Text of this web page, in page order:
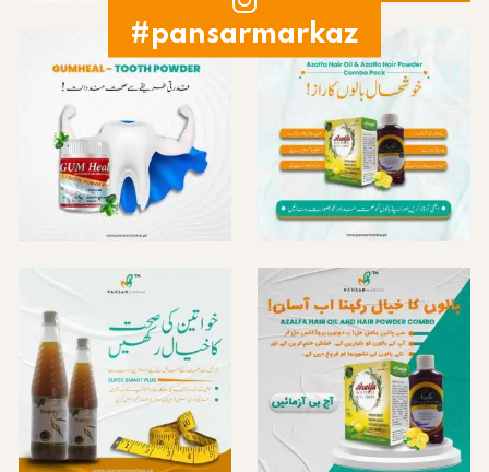
#pansarmarkaz